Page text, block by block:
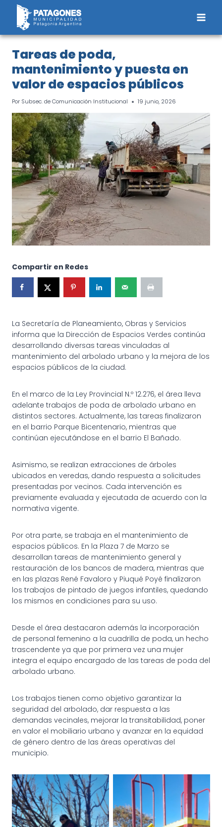
Saltar
contenido
Tareas de poda,
mantenimiento y puesta en
valor de espacios públicos
Por Subsec. de Comunicación Institucional 19 junio, 2026
Compartir en Redes
La Secretaría de Planeamiento, Obras y Servicios
informa que la Dirección de Espacios Verdes continúa
desarrollando diversas tareas vinculadas al
mantenimiento del arbolado urbano y la mejora de los
espacios públicos de la ciudad.
En el marco de la Ley Provincial N.º 12.276, el área lleva
adelante trabajos de poda de arbolado urbano en
distintos sectores. Actualmente, las tareas finalizaron
en el barrio Parque Bicentenario, mientras que
continúan ejecutándose en el barrio El Bañado.
Asimismo, se realizan extracciones de árboles
ubicados en veredas, dando respuesta a solicitudes
presentadas por vecinos. Cada intervención es
previamente evaluada y ejecutada de acuerdo con la
normativa vigente.
Por otra parte, se trabaja en el mantenimiento de
espacios públicos. En la Plaza 7 de Marzo se
desarrollan tareas de mantenimiento general y
restauración de los bancos de madera, mientras que
en las plazas René Favaloro y Piuqué Poyé finalizaron
los trabajos de pintado de juegos infantiles, quedando
los mismos en condiciones para su uso.
Desde el área destacaron además la incorporación
de personal femenino a la cuadrilla de poda, un hecho
trascendente ya que por primera vez una mujer
integra el equipo encargado de las tareas de poda del
arbolado urbano.
Los trabajos tienen como objetivo garantizar la
seguridad del arbolado, dar respuesta a las
demandas vecinales, mejorar la transitabilidad, poner
en valor el mobiliario urbano y avanzar en la equidad
de género dentro de las áreas operativas del
municipio.